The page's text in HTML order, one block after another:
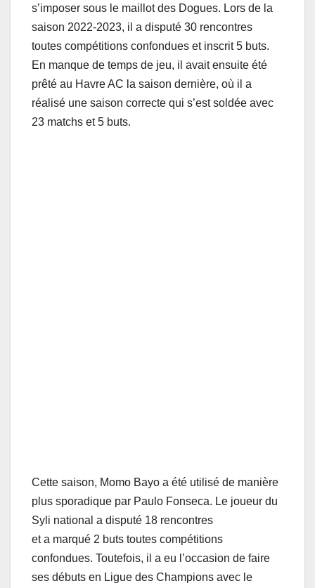
s’imposer sous le maillot des Dogues. Lors de la
saison 2022-2023, il a disputé 30 rencontres
toutes compétitions confondues et inscrit 5 buts.
En manque de temps de jeu, il avait ensuite été
prêté au Havre AC la saison dernière, où il a
réalisé une saison correcte qui s’est soldée avec
23 matchs et 5 buts.
Cette saison, Momo Bayo a été utilisé de manière
plus sporadique par Paulo Fonseca. Le joueur du
Syli national a disputé 18 rencontres
et a marqué 2 buts toutes compétitions
confondues. Toutefois, il a eu l’occasion de faire
ses débuts en Ligue des Champions avec le